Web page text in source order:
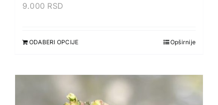
9.000 RSD
ODABERI OPCIJE Opširnije